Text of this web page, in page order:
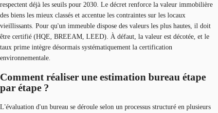
respectent déjà les seuils pour 2030. Le décret renforce la valeur immobilière
des biens les mieux classés et accentue les contraintes sur les locaux
vieillissants. Pour qu'un immeuble dispose des valeurs les plus hautes, il doit
être certifié (HQE, BREEAM, LEED). À défaut, la valeur est décotée, et le
taux prime intègre désormais systématiquement la certification
environnementale.
Comment réaliser une estimation bureau étape
par étape ?
L'évaluation d'un bureau se déroule selon un processus structuré en plusieurs